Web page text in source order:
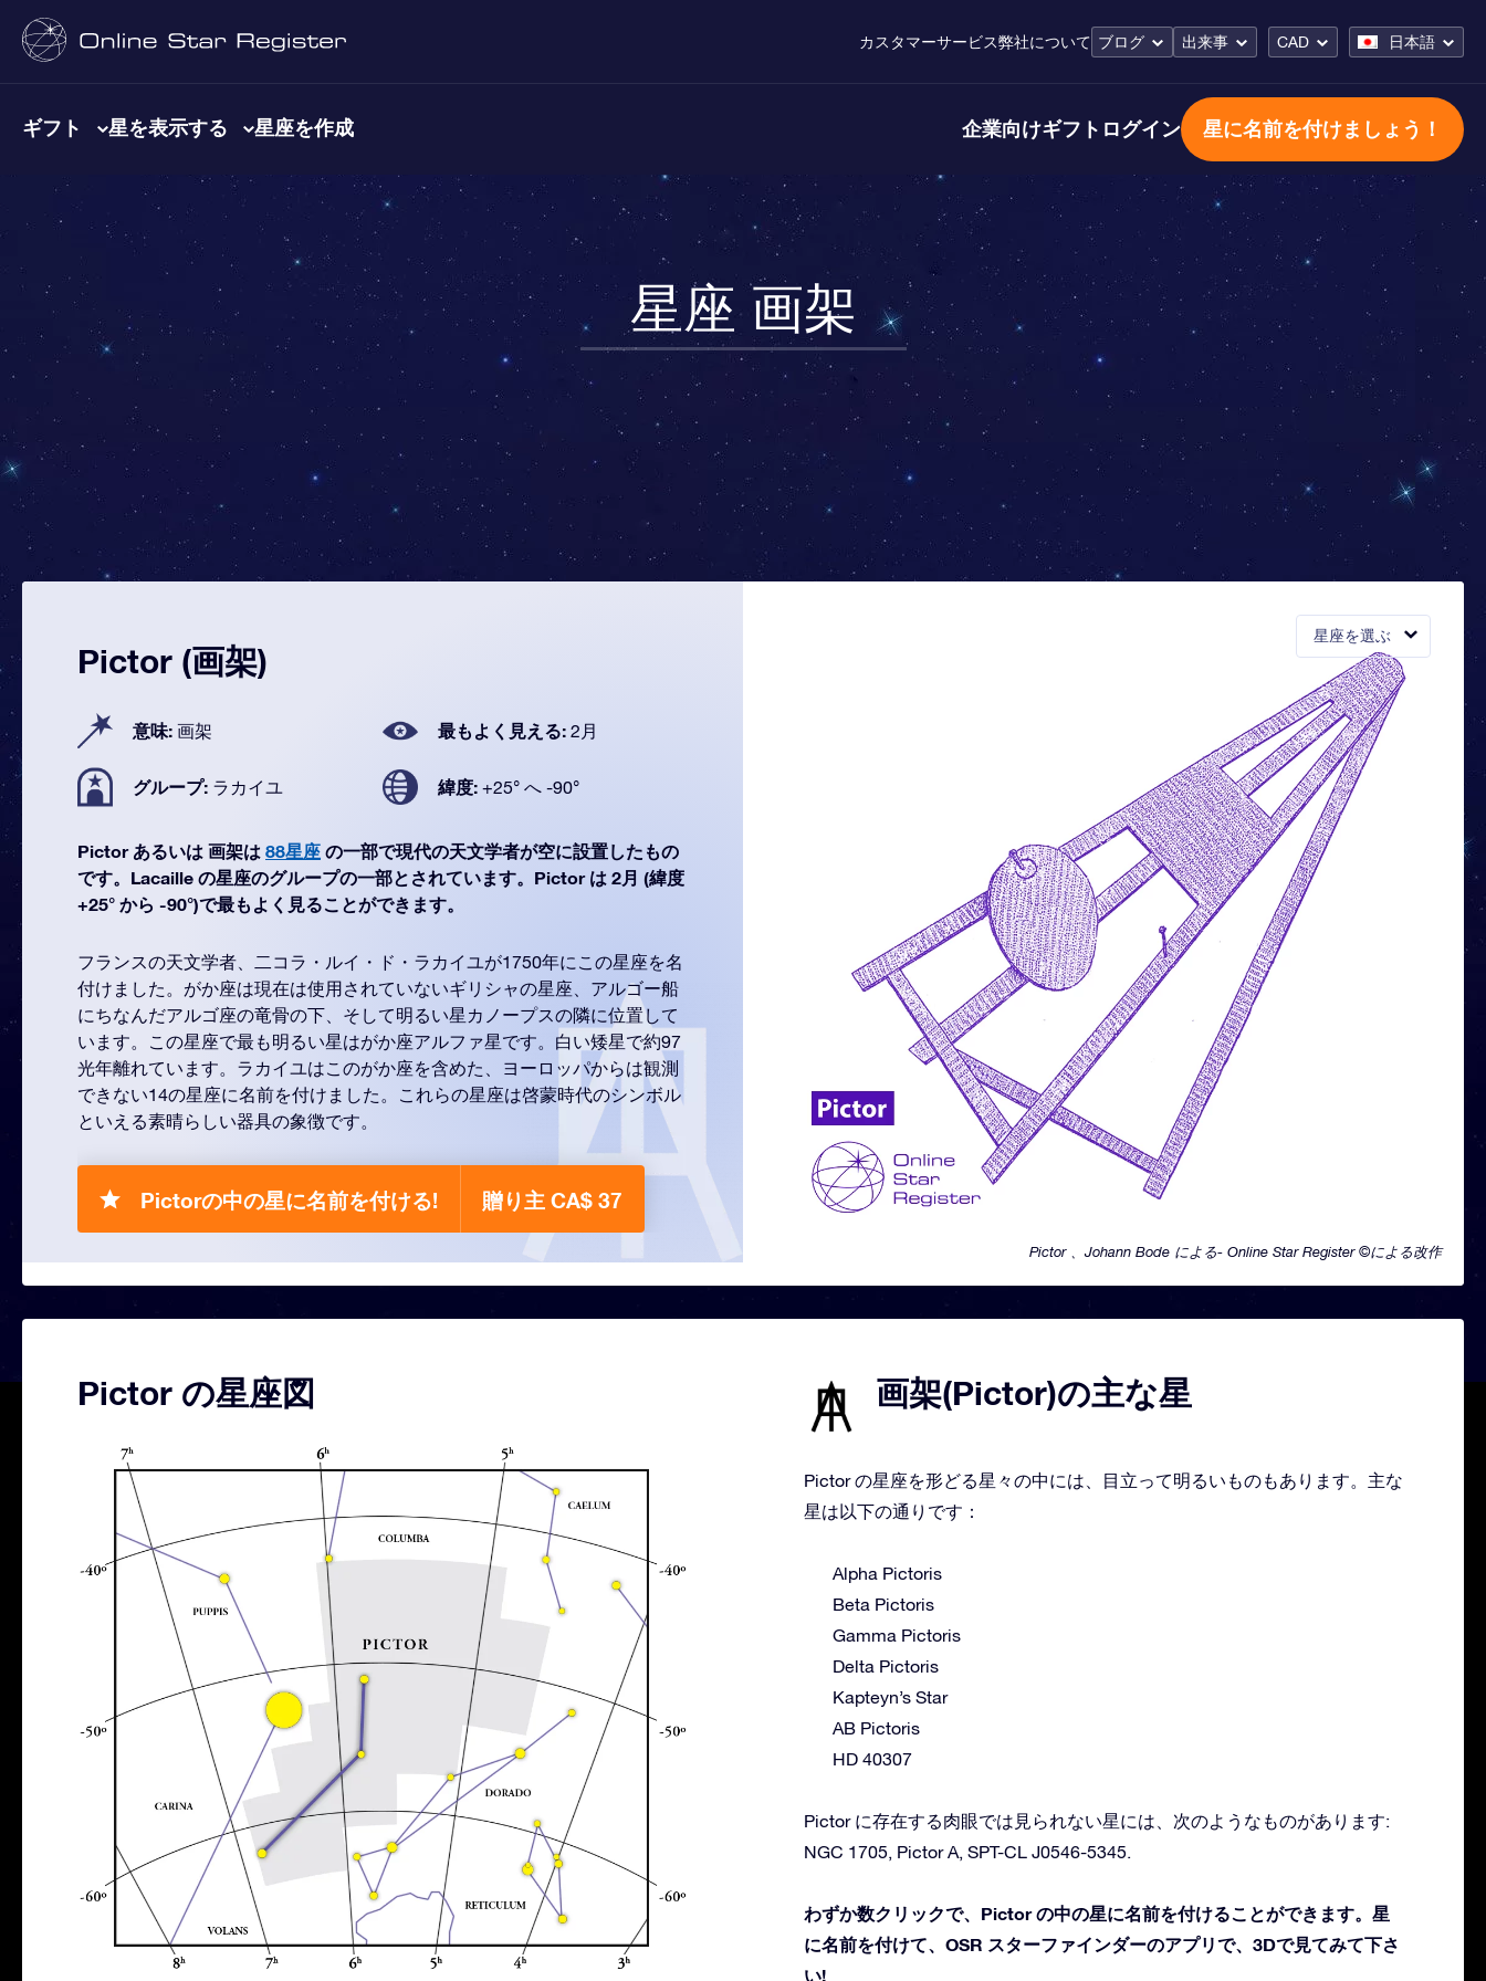
カスタマーサービス弊社について ブログ 出来事 CAD 日本語
ギフト 星を表示する 星座を作成 企業向けギフト ログイン 星に名前を付けましょう！
星座 画架
星座を選ぶ
Pictor 、Johann Bode による- Online Star Register ©による改作
Pictor (画架)
意味: 画架 最もよく見える: 2月
グループ: ラカイユ 緯度: +25° へ -90°
Pictor あるいは 画架は 88星座 の一部で現代の天文学者が空に設置したもの
です。Lacaille の星座のグループの一部とされています。Pictor は 2月 (緯度
+25° から -90°)で最もよく見ることができます。
フランスの天文学者、二コラ・ルイ・ド・ラカイユが1750年にこの星座を名
付けました。がか座は現在は使用されていないギリシャの星座、アルゴー船
にちなんだアルゴ座の竜骨の下、そして明るい星カノープスの隣に位置して
います。この星座で最も明るい星はがか座アルファ星です。白い矮星で約97
光年離れています。ラカイユはこのがか座を含めた、ヨーロッパからは観測
できない14の星座に名前を付けました。これらの星座は啓蒙時代のシンボル
といえる素晴らしい器具の象徴です。
Pictorの中の星に名前を付ける! 贈り主 CA$ 37
Pictor の星座図 画架(Pictor)の主な星
Pictor の星座を形どる星々の中には、目立って明るいものもあります。主な
星は以下の通りです：
Alpha Pictoris
Beta Pictoris
Gamma Pictoris
Delta Pictoris
Kapteyn’s Star
AB Pictoris
HD 40307
Pictor に存在する肉眼では見られない星には、次のようなものがあります:
NGC 1705, Pictor A, SPT-CL J0546-5345.
わずか数クリックで、Pictor の中の星に名前を付けることができます。星
に名前を付けて、OSR スターファインダーのアプリで、3Dで見てみて下さ
い!